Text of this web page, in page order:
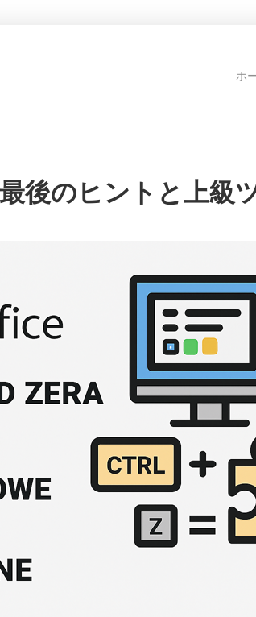
ホ
後のヒントと上級